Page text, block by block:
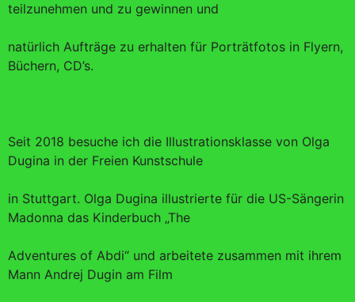
teilzunehmen und zu gewinnen und
natürlich Aufträge zu erhalten für Porträtfotos in Flyern,
Büchern, CD’s.
Seit 2018 besuche ich die Illustrationsklasse von Olga
Dugina in der Freien Kunstschule
in Stuttgart. Olga Dugina illustrierte für die US-Sängerin
Madonna das Kinderbuch „The
Adventures of Abdi“ und arbeitete zusammen mit ihrem
Mann Andrej Dugin am Film